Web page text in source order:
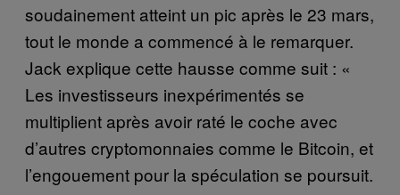
soudainement atteint un pic après le 23 mars,
tout le monde a commencé à le remarquer.
Jack explique cette hausse comme suit : «
Les investisseurs inexpérimentés se
multiplient après avoir raté le coche avec
d’autres cryptomonnaies comme le Bitcoin, et
l’engouement pour la spéculation se poursuit.